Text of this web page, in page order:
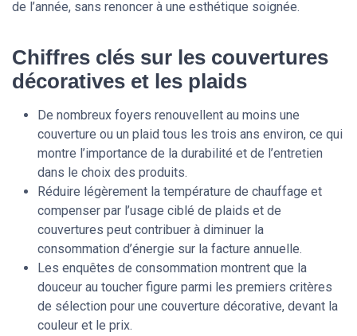
de l’année, sans renoncer à une esthétique soignée.
Chiffres clés sur les couvertures
décoratives et les plaids
De nombreux foyers renouvellent au moins une
couverture ou un plaid tous les trois ans environ, ce qui
montre l’importance de la durabilité et de l’entretien
dans le choix des produits.
Réduire légèrement la température de chauffage et
compenser par l’usage ciblé de plaids et de
couvertures peut contribuer à diminuer la
consommation d’énergie sur la facture annuelle.
Les enquêtes de consommation montrent que la
douceur au toucher figure parmi les premiers critères
de sélection pour une couverture décorative, devant la
couleur et le prix.